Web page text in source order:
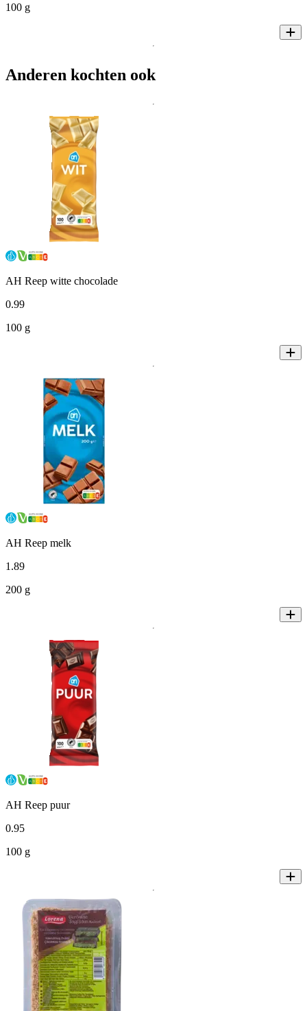
100 g
Anderen kochten ook
AH Reep witte chocolade
0.99
100 g
AH Reep melk
1 .89
200 g
AH Reep puur
0.95
100 g